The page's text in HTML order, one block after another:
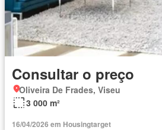
Consultar o preço
Oliveira De Frades, Viseu
3 000 m²
16/04/2026 em Housingtarget